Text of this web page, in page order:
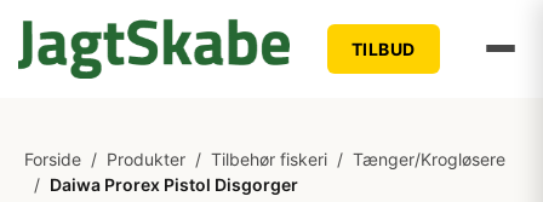
TILBUD
Forside / Produkter / Tilbehør fiskeri / Tænger/Krogløsere
/ Daiwa Prorex Pistol Disgorger